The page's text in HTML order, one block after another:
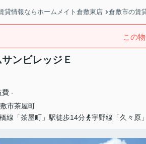
貸情報ならホームメイト倉敷東店 倉敷市の賃
この
ンビレッジＥ
費 -
市茶屋町
線「茶屋町」駅徒歩14分
宇野線「久々原